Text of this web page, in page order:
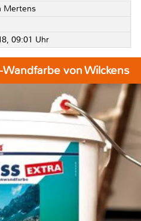
Mertens
09:01 Uhr
von Wilckens